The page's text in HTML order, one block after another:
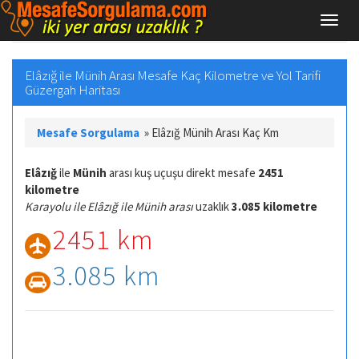
Elâzığ ile Münih Arası Mesafe Kaç Kilometre ve Yol Tarifi
Güzergah Haritası
Mesafe Sorgulama » Elâzığ Münih Arası Kaç Km
Elâzığile Münih arası kuş uçuşu direkt mesafe 2451
kilometre
Karayolu ile Elâzığ ile Münih arasıuzaklık3.085 kilometre
2451 km
3.085 km